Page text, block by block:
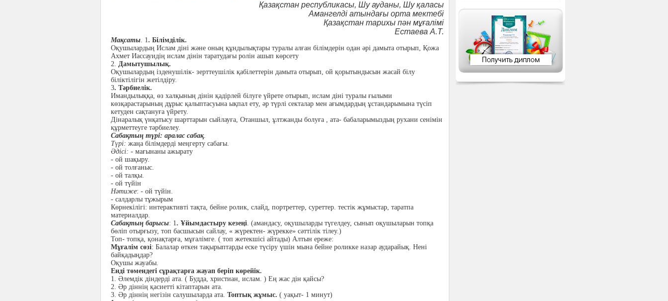
Қазақстан республикасы, Шу ауданы, Шу қаласы
Амангелді атындағы орта мектебі
Қазақстан тарихы пән мұғалімі
Естаева А.Т.
Мақсаты. 1. Білімділік.
Оқушылардың Ислам діні және оның құндылықтары туралы алған білімдерін одан әрі дамыта отырып, Қожа
Ахмет Иассауидің ислам дінін таратудағы ролін ашып көрсету
2. Дамытушылық.
Оқушылардың ізденушілік- зерттеушілік қабілеттерін дамыта отырып, ой қорытындысын жасай білу
біліктілігін жетілдіру.
3. Тәрбиелік.
Имандылыққа, өз халқының дінін қадірлей білуге үйрете отырып, ислам діні туралы ғылыми
көзқарастарының дұрыс қалыптасуына ықпал ету, әр түрлі секталар мен ағымдардың ұстандарымына түсіп
кетуден сақтануға үйрету.
Дінаралық үнқатысу шарттарын сыйлауға, Отаншыл, ұлтжанды болуға , ата- бабаларымыздың рухани сенімін
құрметтеуге тәрбиелеу.
Сабақтың түрі: аралас сабақ.
Түрі: жаңа білімдерді меңгерту сабағы.
Әдісі: - мағынаны ажырату
- ой шақыру.
- ой толғаныс.
- ой талқы.
- ой түйін
Нәтиже: - ой түйін.
- салдарлы тұжырым
Көрнекілігі: интерактивті тақта, бейне ролик, слайд, портреттер, суреттер. тестік жұмыстар, таратпа
материалдар.
Сабақтың барысы: 1. Ұйымдастыру кезеңі. (амандасу, оқушыларды түгелдеу, сынып оқушыларын топқа
бөліп отырғызу, топ басшысын сайлау, « жүректен- жүрекке» сәттілік тілеу.)
Топ- топқа, қонақтарға, мұғалімге. ( топ жетекшісі айтады) Алтын ереже:
Мұғалім сөзі: Балалар өткен тақырыптарды еске түсіру үшін мына бейне роликке назар аударайық. Нені
байқадыңдар?
Оқушы жауабы.
Енді төмендегі сұрақтарға жауап беріп көрейік.
1. Әлемдік діндерді ата. ( Будда, христиан, ислам. ) Ең жас дін қайсы?
2. Әр діннің қасиетті кітаптарын ата.
3. Әр діннің негізін салушыларда ата. Топтық жұмыс. ( уақыт- 1 минут)